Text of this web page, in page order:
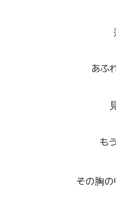
あふ
も
その胸の